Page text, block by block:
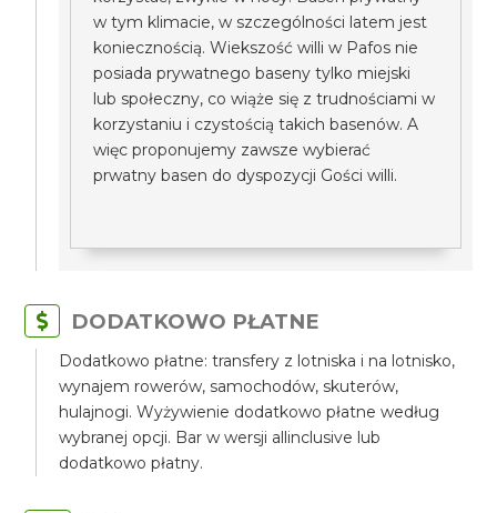
w tym klimacie, w szczególności latem jest
koniecznością. Wiekszość willi w Pafos nie
posiada prywatnego baseny tylko miejski
lub społeczny, co wiąże się z trudnościami w
korzystaniu i czystością takich basenów. A
więc proponujemy zawsze wybierać
prwatny basen do dyspozycji Gości willi.
DODATKOWO PŁATNE
Dodatkowo płatne: transfery z lotniska i na lotnisko,
wynajem rowerów, samochodów, skuterów,
hulajnogi. Wyżywienie dodatkowo płatne według
wybranej opcji. Bar w wersji allinclusive lub
dodatkowo płatny.